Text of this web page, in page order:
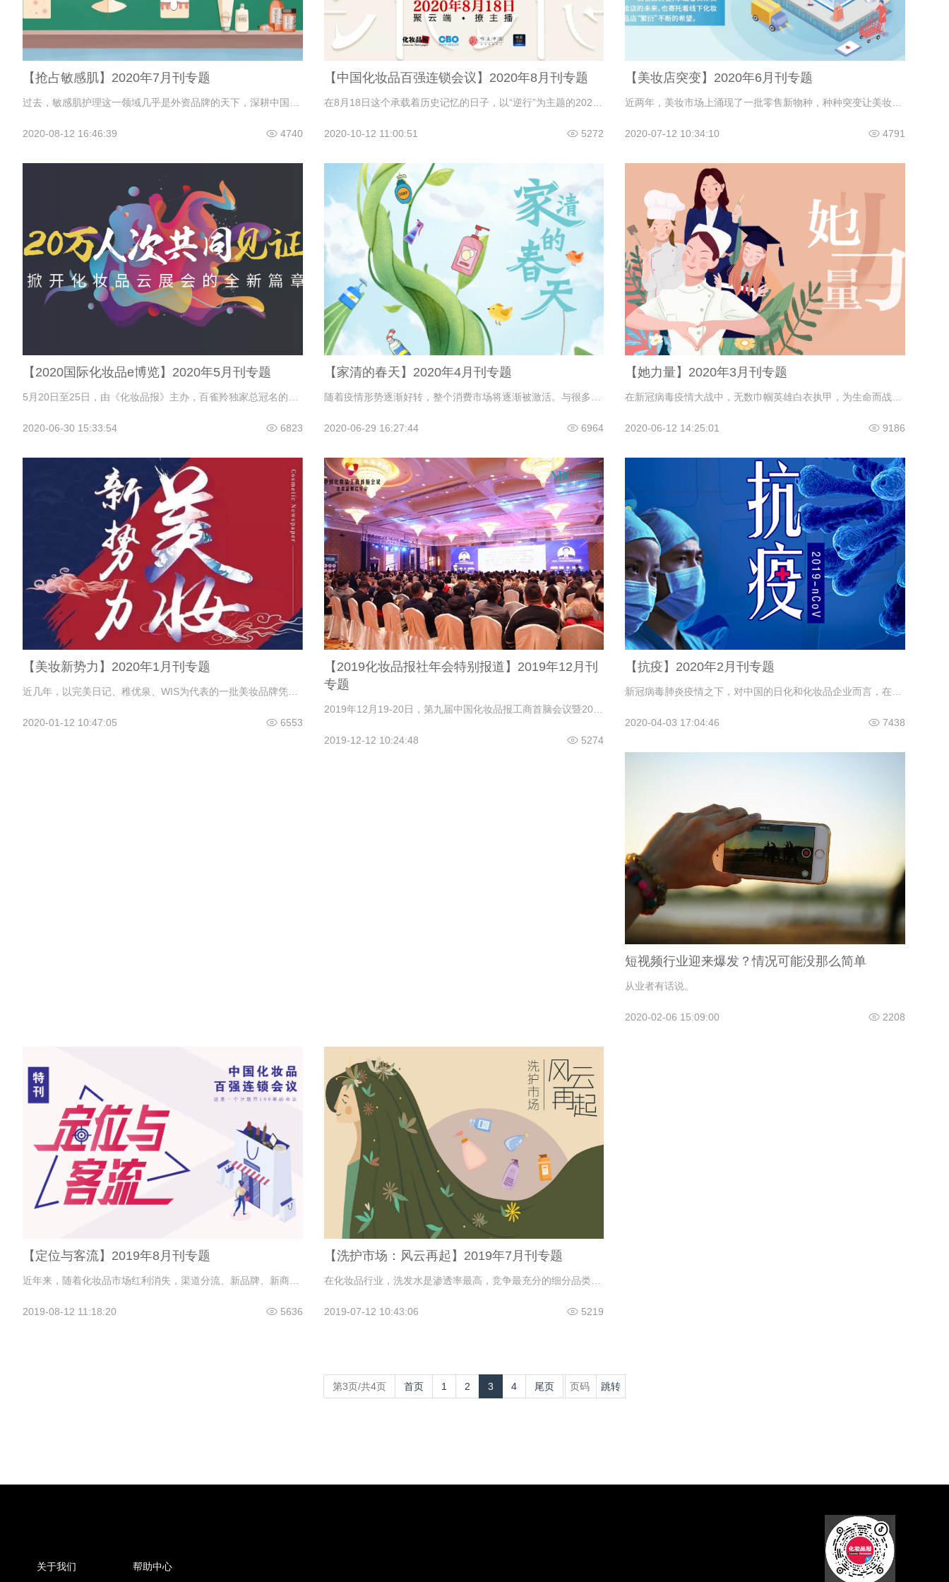
【抢占敏感肌】2020年7月刊专题
2020-08-12 16:46:39 4740
【中国化妆品百强连锁会议】2020年8月刊专题
2020-10-12 11:00:51 5272
【美妆店突变】2020年6月刊专题
2020-07-12 10:34:10 4791
【2020国际化妆品e博览】2020年5月刊专题
2020-06-30 15:33:54 6823
【家清的春天】2020年4月刊专题
2020-06-29 16:27:44 6964
【她力量】2020年3月刊专题
2020-06-12 14:25:01 9186
【美妆新势力】2020年1月刊专题
2020-01-12 10:47:05 6553
【2019化妆品报社年会特别报道】2019年12月刊
专题
2019-12-12 10:24:48 5274
【抗疫】2020年2月刊专题
2020-04-03 17:04:46 7438
短视频行业迎来爆发？情况可能没那么简单
从业者有话说。
2020-02-06 15:09:00 2208
【定位与客流】2019年8月刊专题
2019-08-12 11:18:20 5636
【洗护市场：风云再起】2019年7月刊专题
2019-07-12 10:43:06 5219
第3页/共4页 首页 1 2 3 4 尾页
关于我们 帮助中心